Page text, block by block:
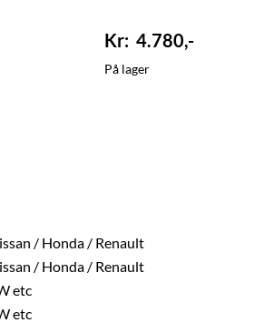
4.780,-
På lager
/ Honda / Renault
/ Honda / Renault
etc
etc